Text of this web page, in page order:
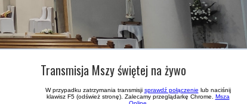
Transmisja Mszy świętej na żywo